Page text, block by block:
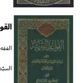
الفقه